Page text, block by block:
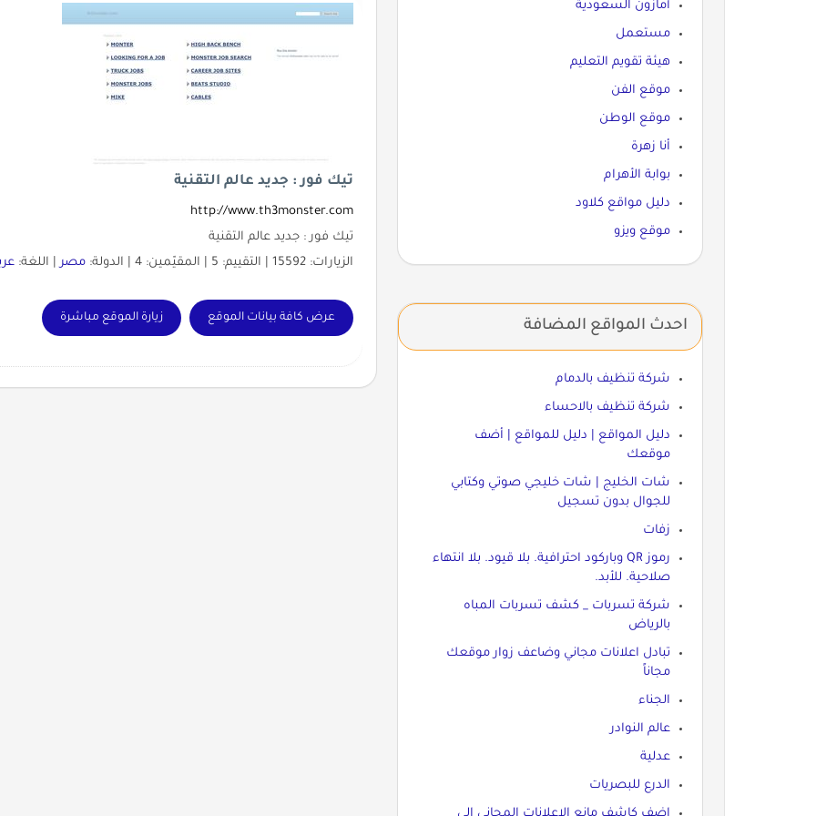
تيك فور : جديد عالم التقنية
http://www.th3monster.com
تيك فور : جديد عالم التقنية
الزيارات: 15592 | التقييم: 5 | المقيّمين: 4 | الدولة:
مصر | اللغة:
عرض كافة بيانات الموقع زيارة الموقع مباشرة
أمازون السعودية
مستعمل
هيئة تقويم التعليم
موقع الفن
موقع الوطن
أنا زهرة
بوابة الأهرام
دليل مواقع كلاود
موقع ويزو
احدث المواقع المضافة
شركة تنظيف بالدمام
شركة تنظيف بالاحساء
دليل المواقع | دليل للمواقع | أضف
موقعك
شات الخليج | شات خليجي صوتي وكتابي
للجوال بدون تسجيل
زفات
رموز QR وباركود احترافية. بلا قيود. بلا انتهاء
صلاحية. للأبد.
شركة تسربات _ كشف تسربات المباه
بالرياض
تبادل اعلانات مجاني وضاعف زوار موقعك
مجاناً
الجناء
عالم النوادر
عدلية
الدرع للبصريات